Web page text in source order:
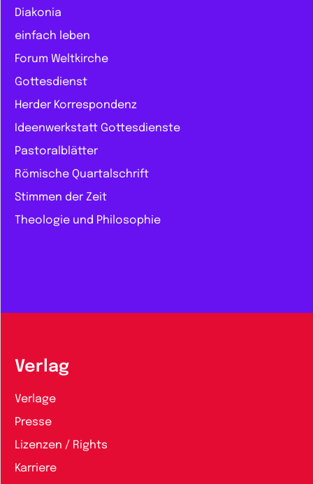
Diakonia
einfach leben
Forum Weltkirche
Gottesdienst
Herder Korrespondenz
Ideenwerkstatt Gottesdienste
Pastoralblätter
Römische Quartalschrift
Stimmen der Zeit
Theologie und Philosophie
Verlag
Verlage
Presse
Lizenzen / Rights
Karriere